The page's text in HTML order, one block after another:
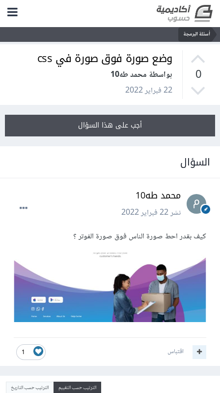
أسئلة البرمجة
0
وضع صورة فوق صورة في css
بواسطة محمد طه10
22 فبراير 2022
أجب على هذا السؤال
السؤال
محمد طه10
نشر22 فبراير 2022
كيف بقدر احط صورة الناس فوق صورة الفوتر ؟
1 اقتباس
الترتيب حسب التقييم الترتيب حسب التاريخ